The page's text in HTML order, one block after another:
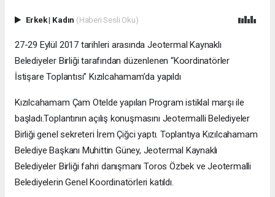
Erkek| Kadın (Haberi Sesli Oku)
27-29 Eylül 2017 tarihleri arasında Jeotermal Kaynaklı
Belediyeler Birliği tarafından düzenlenen “Koordinatörler
İstişare Toplantısı” Kızılcahamam’da yapıldı
Kızılcahamam Çam Otelde yapılan Program istiklal marşı ile
başladı.Toplantının açılış konuşmasını Jeotermalli Belediyeler
Birliği genel sekreteri İrem Çiğci yaptı. Toplantıya Kızılcahamam
Belediye Başkanı Muhittin Güney, Jeotermal Kaynaklı
Belediyeler Birliği fahri danışmanı Toros Özbek ve Jeotermalli
Belediyelerin Genel Koordinatörleri katıldı.